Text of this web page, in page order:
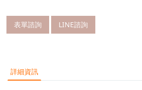
表單諮詢 LINE諮詢
詳細資訊